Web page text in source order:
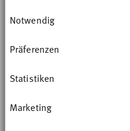
Cookie-Erklärung oder
Trigger Symbol ändern
Wenn Sie es erlauben,
erfassen, welche bis
bestimmten
Notwendig
Präferenzen
Statistiken
Marketing